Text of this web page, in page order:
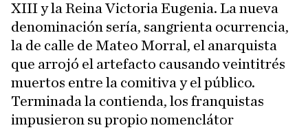
XIII y la Reina Victoria Eugenia. La nueva
denominación sería, sangrienta ocurrencia,
la de calle de Mateo Morral, el anarquista
que arrojó el artefacto causando veintitrés
muertos entre la comitiva y el público.
Terminada la contienda, los franquistas
impusieron su propio nomenclátor